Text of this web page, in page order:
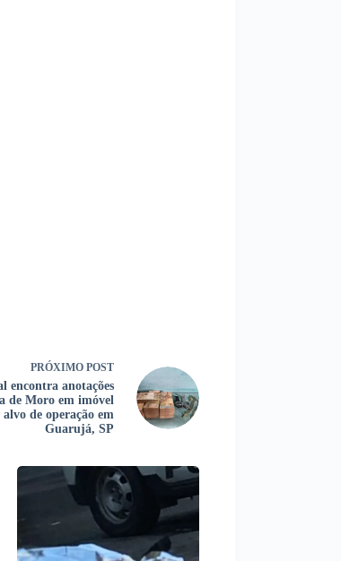
PRÓXIMO POST
encontra anotações
de Moro em imóvel
de operação em
Guarujá, SP